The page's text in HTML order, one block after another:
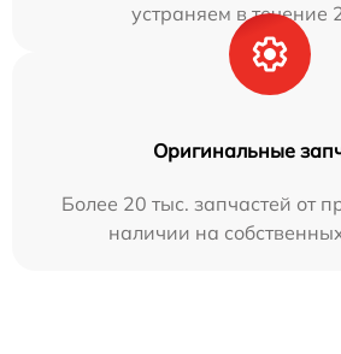
устраняем в течение
Оригинальные
Более 20 тыс. запчастей от
наличии на